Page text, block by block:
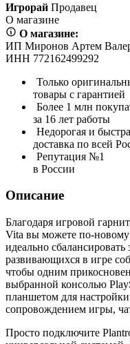
Игрорай Продавец
О магазине
О магазине:
ИП Миронов Артем
ИНН 772162499292
Только
товары с гарантией
Более 1 млн
за 16 лет работы
Недорогая и
доставка по всей
Репутация №1
в России
Описание
Благодаря игровой
Vita вы можете по-
идеально сбалансировать
развивающихся в игре
чтобы одним
выбранной консолью
планшетом для
сопровождением игры,
Просто подключите